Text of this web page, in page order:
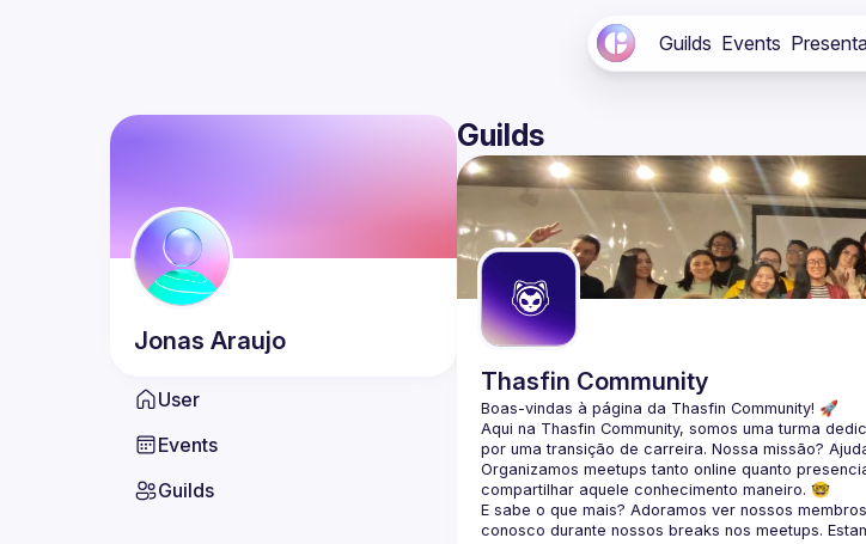
Guilds Events
Jonas Araujo
User
Events
Guilds
Guilds
Thasfin Community
Boas-vindas à página da Thasfin Community! 🚀
Aqui na Thasfin Community, somos uma turma
por uma transição de carreira. Nossa missão?
Organizamos meetups tanto online quanto
compartilhar aquele conhecimento maneiro. 🤓
E sabe o que mais? Adoramos ver nossos
conosco durante nossos breaks nos meetups.